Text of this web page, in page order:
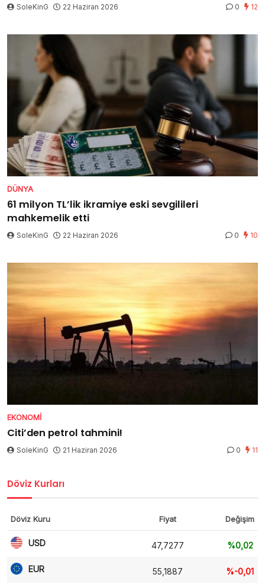
SoleKinG 22 Haziran 2026 0 12
DÜNYA
61 milyon TL’lik ikramiye eski sevgilileri
mahkemelik etti
SoleKinG 22 Haziran 2026 0 10
EKONOMI
Citi’den petrol tahmini!
SoleKinG 21 Haziran 2026 0 11
Döviz Kurları
Döviz Kuru Fiyat Değişim
USD 47,7277 %0,02
EUR 55,1887 %-0,01